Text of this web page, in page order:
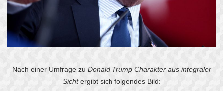
Nach einer Umfrage zu Donald Trump Charakter aus integraler
Sichtergibt sich folgendes Bild: